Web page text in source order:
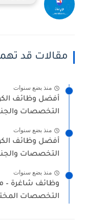
مقالات قد
منذ بضع سنوات
التخصصات
منذ بضع سنوات
التخصصات
منذ بضع سنوات
وظائف شاغرة –
التخصصات